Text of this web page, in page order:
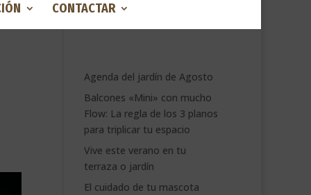
CONTACTAR
Agenda del jardín de Agosto
Balcones «Mini» con mucho
Flow: La regla de los 3 planos
para triplicar tu espacio
Vive este verano en tu
terraza o jardín
El cuidado de tu mascota